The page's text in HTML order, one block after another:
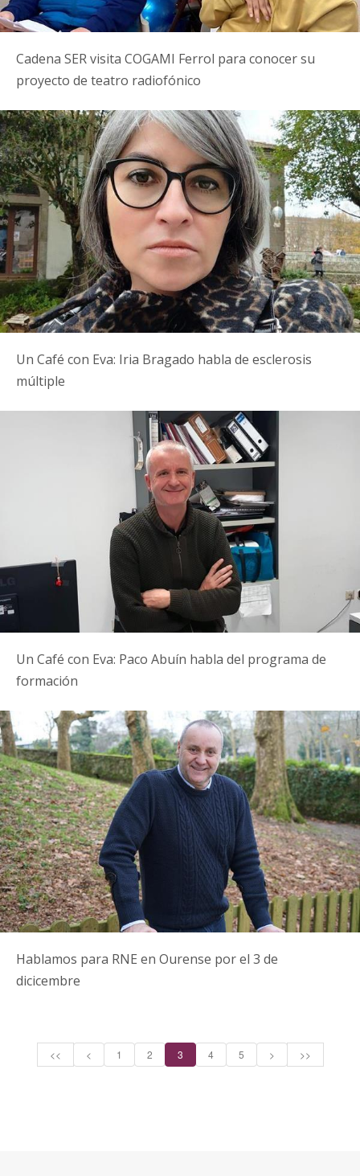
Cadena SER visita COGAMI Ferrol para conocer su
proyecto de teatro radiofónico
Un Café con Eva: Iria Bragado habla de esclerosis
múltiple
Un Café con Eva: Paco Abuín habla del programa de
formación
Hablamos para RNE en Ourense por el 3 de
dicicembre
<< < 1 2 3 4 5 > >>